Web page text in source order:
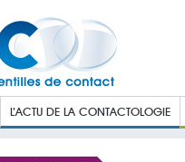
L’ACTU DE LA CONTACTOLOGIE